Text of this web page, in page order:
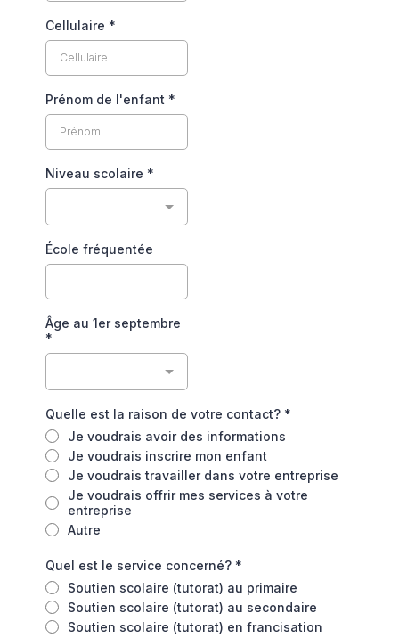
Cellulaire *
Prénom de l'enfant *
Niveau scolaire *
École fréquentée
Âge au 1er septembre
*
Quelle est la raison de votre contact? *
Je voudrais avoir des informations
Je voudrais inscrire mon enfant
Je voudrais travailler dans votre entreprise
Je voudrais offrir mes services à votre
entreprise
Autre
Quel est le service concerné? *
Soutien scolaire (tutorat) au primaire
Soutien scolaire (tutorat) au secondaire
Soutien scolaire (tutorat) en francisation